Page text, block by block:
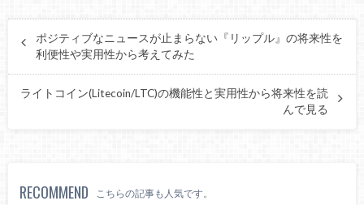
ポジティブなニュースが止まらない『リップル』の将来性を
利便性や実用性から考えてみた
ライトコイン(Litecoin/LTC)の機能性と実用性から将来性を読
んで見る
RECOMMEND こちらの記事も人気です。